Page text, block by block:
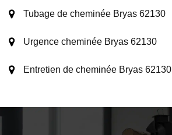
Tubage de cheminée Bryas 62130
Urgence cheminée Bryas 62130
Entretien de cheminée Bryas 62130